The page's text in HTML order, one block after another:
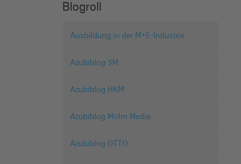
Blogroll
Ausbildung in der M+E-Industrie
Azubiblog 3M
Azubiblog HKM
Azubiblog Mohn Media
Azubiblog OTTO